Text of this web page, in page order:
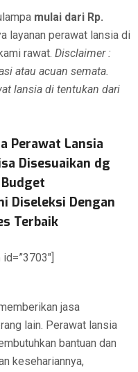
mulai dari Rp.
layanan perawat lansia di
rawat. Disclaimer :
atau acuan semata.
lansia di tentukan dari
Perawat Lansia
Disesuaikan dg
Diseleksi Dengan
Terbaik
jasa
lain. Perawat lansia
bantuan dan
kesehariannya,